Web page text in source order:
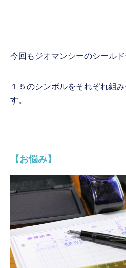
今回もジオマンシーのシールド
１５のシンボルをそれぞれ組
す。
【お悩み】